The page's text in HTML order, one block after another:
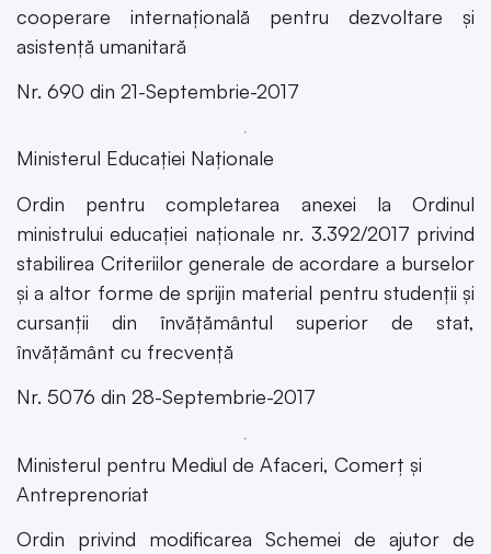
cooperare internațională pentru dezvoltare și
asistență umanitară
Nr. 690 din 21-Septembrie-2017
Ministerul Educației Naționale
Ordin pentru completarea anexei la Ordinul
ministrului educației naționale nr. 3.392/2017 privind
stabilirea Criteriilor generale de acordare a burselor
și a altor forme de sprijin material pentru studenții și
cursanții din învățământul superior de stat,
învățământ cu frecvență
Nr. 5076 din 28-Septembrie-2017
Ministerul pentru Mediul de Afaceri, Comerţ şi
Antreprenoriat
Ordin privind modificarea Schemei de ajutor de